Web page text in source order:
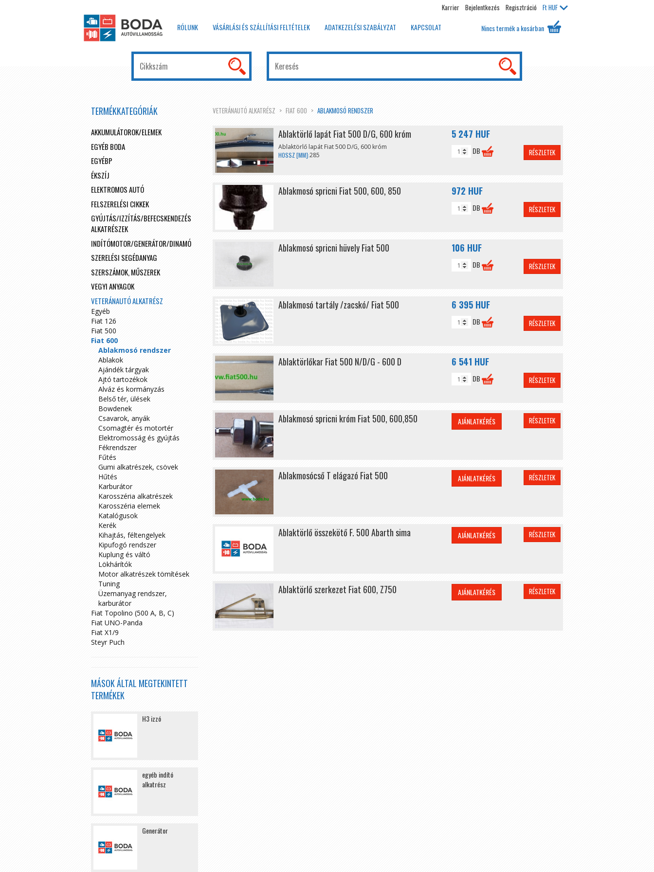
Karrier Bejelentkezés Regisztráció FtHUF
RÓLUNK VÁSÁRLÁSI ÉS SZÁLLÍTÁSI FELTÉTELEK ADATKEZELÉSI SZABÁLYZAT KAPCSOLAT Nincs termék a kosárban
VETERÁNAUTÓ ALKATRÉSZ FIAT 600 ABLAKMOSÓ RENDSZER
Ablaktörlő lapát Fiat 500 D/G, 600 króm
Ablaktörlő lapát Fiat 500 D/G, 600 króm
HOSSZ [MM]:285
5 247 HUF
DB RÉSZLETEK
Ablakmosó spricni Fiat 500, 600, 850 972 HUF
DB RÉSZLETEK
Ablakmosó spricni hüvely Fiat 500 106 HUF
DB RÉSZLETEK
Ablakmosó tartály /zacskó/ Fiat 500 6 395 HUF
DB RÉSZLETEK
Ablaktörlőkar Fiat 500 N/D/G - 600 D 6 541 HUF
DB RÉSZLETEK
Ablakmosó spricni króm Fiat 500, 600,850 AJÁNLATKÉRÉS RÉSZLETEK
Ablakmosócső T elágazó Fiat 500 AJÁNLATKÉRÉS RÉSZLETEK
Ablaktörlő összekötő F. 500 Abarth sima AJÁNLATKÉRÉS RÉSZLETEK
Ablaktörlő szerkezet Fiat 600, Z750 AJÁNLATKÉRÉS RÉSZLETEK
TERMÉKKATEGÓRIÁK
AKKUMULÁTOROK/ELEMEK
EGYÉB BODA
EGYÉBP
ÉKSZÍJ
ELEKTROMOS AUTÓ
FELSZERELÉSI CIKKEK
GYÚJTÁS/IZZÍTÁS/BEFECSKENDEZÉS
ALKATRÉSZEK
INDÍTÓMOTOR/GENERÁTOR/DINAMÓ
SZERELÉSI SEGÉDANYAG
SZERSZÁMOK, MŰSZEREK
VEGYI ANYAGOK
VETERÁNAUTÓ ALKATRÉSZ
Egyéb
Fiat 126
Fiat 500
Fiat 600
Ablakmosó rendszer
Ablakok
Ajándék tárgyak
Ajtó tartozékok
Alváz és kormányzás
Belső tér, ülések
Bowdenek
Csavarok, anyák
Csomagtér és motortér
Elektromosság és gyújtás
Fékrendszer
Fűtés
Gumi alkatrészek, csövek
Hűtés
Karburátor
Karosszéria alkatrészek
Karosszéria elemek
Katalógusok
Kerék
Kihajtás, féltengelyek
Kipufogó rendszer
Kuplung és váltó
Lökhárítók
Motor alkatrészek tömítések
Tuning
Üzemanyag rendszer,
karburátor
Fiat Topolino (500 A, B, C)
Fiat UNO-Panda
Fiat X1/9
Steyr Puch
MÁSOK ÁLTAL MEGTEKINTETT
TERMÉKEK
H3 izzó
egyéb indító
alkatrész
Generátor